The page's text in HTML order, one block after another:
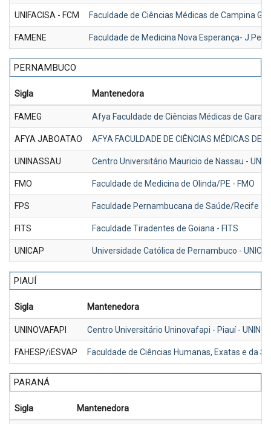
UNIFACISA - FCM Faculdade de Ciências Médicas de Campina
FAMENE Faculdade de Medicina Nova Esperança-
PERNAMBUCO
Sigla Mantenedora
FAMEG Afya Faculdade de Ciências Médicas de
AFYA JABOATAO AFYA FACULDADE DE CIÊNCIAS MÉDICAS DE
UNINASSAU Centro Universitário Mauricio de Nassau -
FMO Faculdade de Medicina de Olinda/PE - FMO
FPS Faculdade Pernambucana de Saúde/Recife -
FITS Faculdade Tiradentes de Goiana - FITS
UNICAP Universidade Católica de Pernambuco -
PIAUÍ
Sigla Mantenedora
UNINOVAFAPI Centro Universitário Uninovafapi - Piauí -
FAHESP/iESVAP Faculdade de Ciências Humanas, Exatas e da
PARANÁ
Sigla Mantenedora